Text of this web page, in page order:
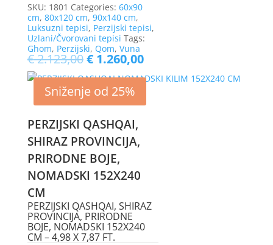
SKU: 1801 Categories: 60x90
cm, 80x120 cm, 90x140 cm,
Luksuzni tepisi, Perzijski tepisi,
Uzlani/Čvorovani tepisi Tags:
Ghom, Perzijski, Qom, Vuna
€2.123,00€1.260,00
Sniženje od 25%
PERZIJSKI QASHQAI,
SHIRAZ PROVINCIJA,
PRIRODNE BOJE,
NOMADSKI 152X240
CM
PERZIJSKI QASHQAI, SHIRAZ
PROVINCIJA, PRIRODNE
BOJE, NOMADSKI 152X240
CM – 4,98 X 7,87 FT.